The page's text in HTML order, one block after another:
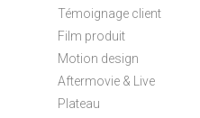
Témoignage client
Film produit
Motion design
Aftermovie & Live
Plateau